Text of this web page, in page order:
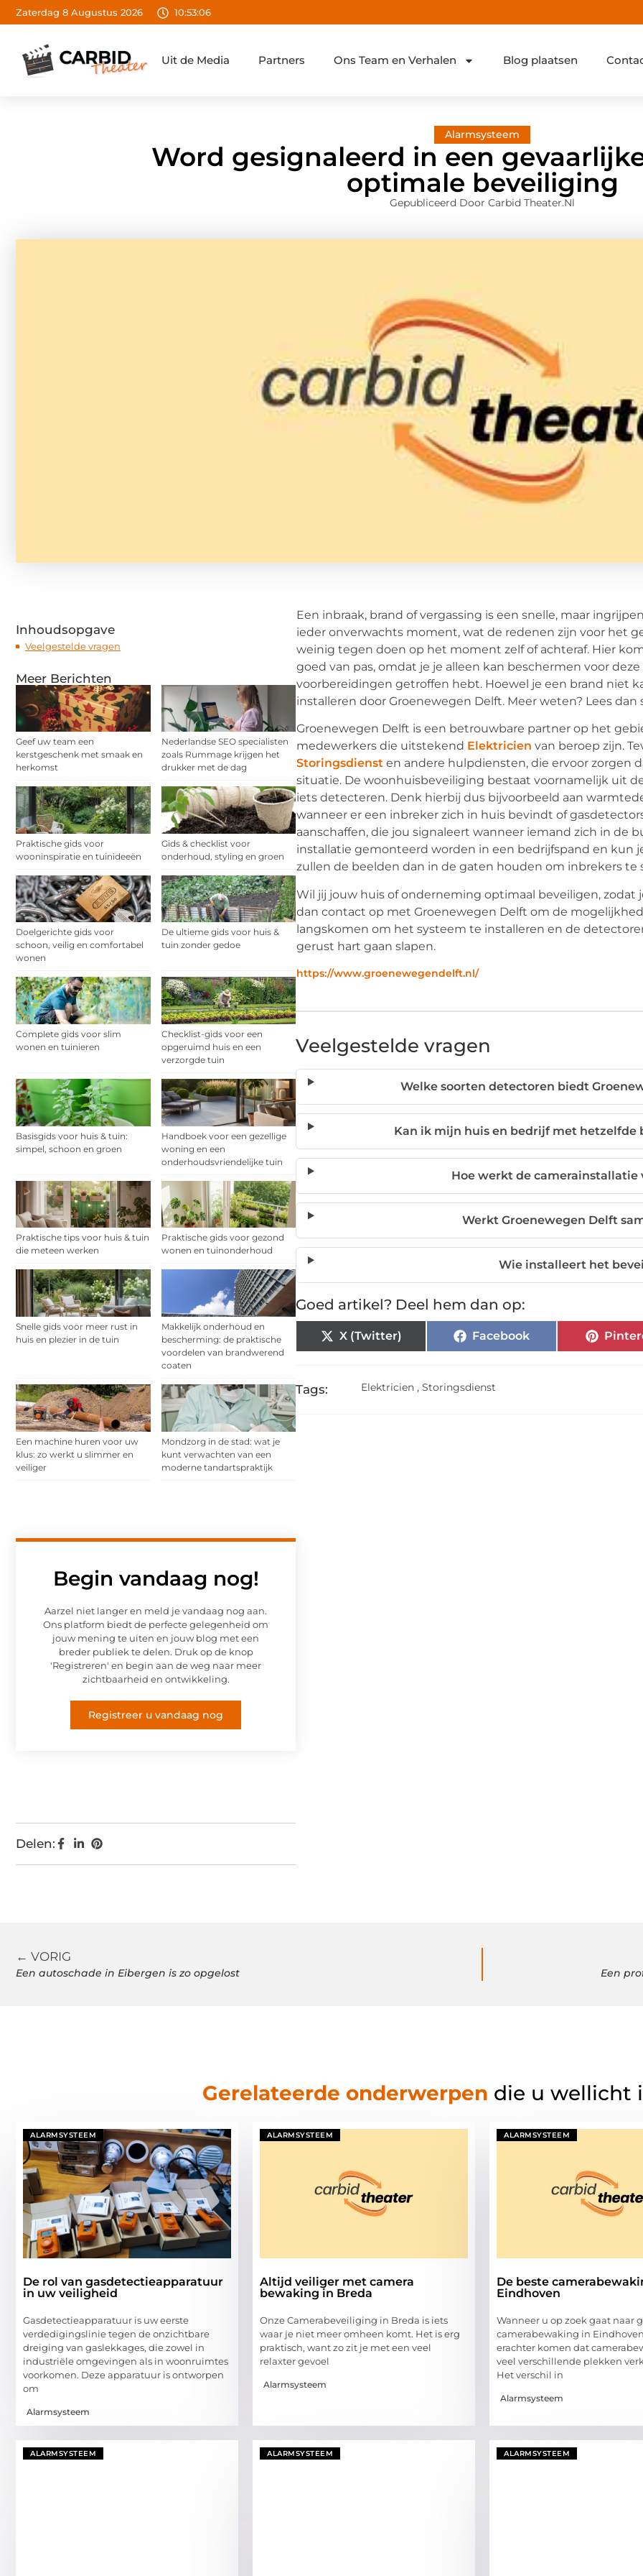
Zaterdag 8 Augustus 2026 10:53:07
Uit de Media Partners Ons Team en Verhalen Blog plaatsen
Alarmsysteem
Word gesignaleerd in een
optimale beveiliging
Gepubliceerd Door Carbid Theater.nl
Inhoudsopgave
Veelgestelde vragen
Meer Berichten
Geef uw team een
kerstgeschenk met smaak en
herkomst
Nederlandse SEO specialisten
zoals Rummage krijgen het
drukker met de dag
Praktische gids voor
wooninspiratie en tuinideeën
Gids & checklist voor
onderhoud, styling en groen
Doelgerichte gids voor
schoon, veilig en comfortabel
wonen
De ultieme gids voor huis &
tuin zonder gedoe
Complete gids voor slim
wonen en tuinieren
Checklist-gids voor een
opgeruimd huis en een
verzorgde tuin
Basisgids voor huis & tuin:
simpel, schoon en groen
Handboek voor een gezellige
woning en een
onderhoudsvriendelijke tuin
Praktische tips voor huis & tuin
die meteen werken
Praktische gids voor gezond
wonen en tuinonderhoud
Snelle gids voor meer rust in
huis en plezier in de tuin
Makkelijk onderhoud en
bescherming: de praktische
voordelen van brandwerend
coaten
Een machine huren voor uw
klus: zo werkt u slimmer en
veiliger
Mondzorg in de stad: wat je
kunt verwachten van een
moderne tandartspraktijk
Begin vandaag nog!
Aarzel niet langer en meld je vandaag nog aan.
Ons platform biedt de perfecte gelegenheid om
jouw mening te uiten en jouw blog met een
breder publiek te delen. Druk op de knop
'Registreren' en begin aan de weg naar meer
zichtbaarheid en ontwikkeling.
Registreer u vandaag nog
Delen:
Een inbraak, brand of vergassing is een snelle, maar
ieder onverwachts moment, wat de redenen zijn voor het
weinig tegen doen op het moment zelf of achteraf. Hier
goed van pas, omdat je je alleen kan beschermen voor
voorbereidingen getroffen hebt. Hoewel je een brand niet
installeren door Groenewegen Delft. Meer weten? Lees dan
Groenewegen Delft is een betrouwbare partner op het
medewerkers die uitstekend Elektricien van beroep zijn.
Storingsdienst en andere hulpdiensten, die ervoor zorgen
situatie. De woonhuisbeveiliging bestaat voornamelijk uit
iets detecteren. Denk hierbij dus bijvoorbeeld aan
wanneer er een inbreker zich in huis bevindt of
aanschaffen, die jou signaleert wanneer iemand zich in de
installatie gemonteerd worden in een bedrijfspand en kun
zullen de beelden dan in de gaten houden om inbrekers te
Wil jij jouw huis of onderneming optimaal beveiligen, zodat
dan contact op met Groenewegen Delft om de
langskomen om het systeem te installeren en de
gerust hart gaan slapen.
https://www.groenewegendelft.nl/
Veelgestelde vragen
Welke soorten detectoren biedt
Kan ik mijn huis en bedrijf met hetzelfde
Hoe werkt de camerainstallatie
Werkt Groenewegen Delft
Wie installeert het
Goed artikel? Deel hem dan op:
X (Twitter) Facebook
Tags: Elektricien , Storingsdienst
← VORIG
Een autoschade in Eibergen is zo opgelost Een
Gerelateerde onderwerpen die u wellicht
ALARMSYSTEEM
De rol van gasdetectieapparatuur
in uw veiligheid
Gasdetectieapparatuur is uw eerste
verdedigingslinie tegen de onzichtbare
dreiging van gaslekkages, die zowel in
industriële omgevingen als in woonruimtes
voorkomen. Deze apparatuur is ontworpen
om
Alarmsysteem
ALARMSYSTEEM
Altijd veiliger met camera
bewaking in Breda
Onze Camerabeveiliging in Breda is iets
waar je niet meer omheen komt. Het is erg
praktisch, want zo zit je met een veel
relaxter gevoel
Alarmsysteem
ALARMSYSTEEM
De beste
Eindhoven
Wanneer u op zoek gaat naar
camerabewaking in
erachter komen dat
veel verschillende plekken
Het verschil in
Alarmsysteem
ALARMSYSTEEM ALARMSYSTEEM ALARMSYSTEEM